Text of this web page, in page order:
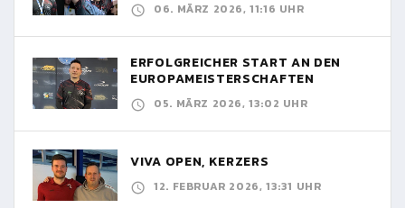
06. MÄRZ 2026, 11:16 UHR
ERFOLGREICHER START AN DEN
EUROPAMEISTERSCHAFTEN
05. MÄRZ 2026, 13:02 UHR
VIVA OPEN, KERZERS
12. FEBRUAR 2026, 13:31 UHR